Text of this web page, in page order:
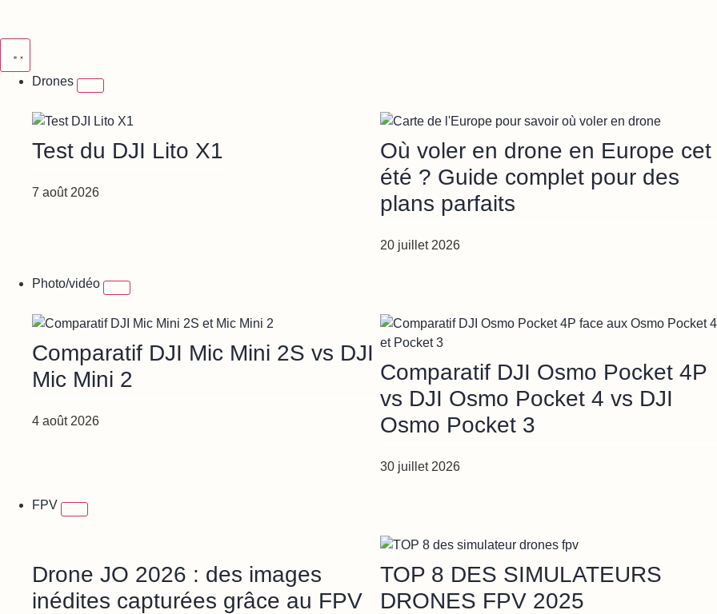
Drones
Test du DJI Lito X1
7 août 2026
Où voler en drone en Europe cet
été ? Guide complet pour des
plans parfaits
20 juillet 2026
Photo/vidéo
Comparatif DJI Mic Mini 2S vs DJI
Mic Mini 2
4 août 2026
Comparatif DJI Osmo Pocket 4P
vs DJI Osmo Pocket 4 vs DJI
Osmo Pocket 3
30 juillet 2026
FPV
Drone JO 2026 : des images
inédites capturées grâce au FPV
TOP 8 DES SIMULATEURS
DRONES FPV 2025